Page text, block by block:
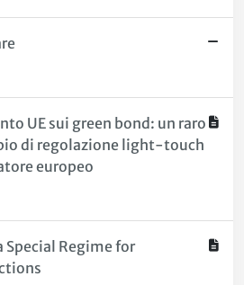
UE sui green bond: un raro
di regolazione light-touch
europeo
Special Regime for